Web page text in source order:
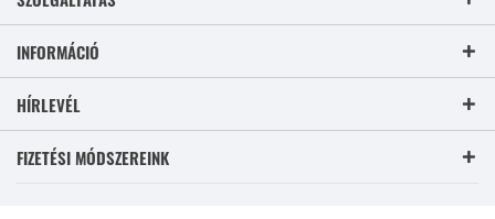
INFORMÁCIÓ
HÍRLEVÉL
FIZETÉSI MÓDSZEREINK